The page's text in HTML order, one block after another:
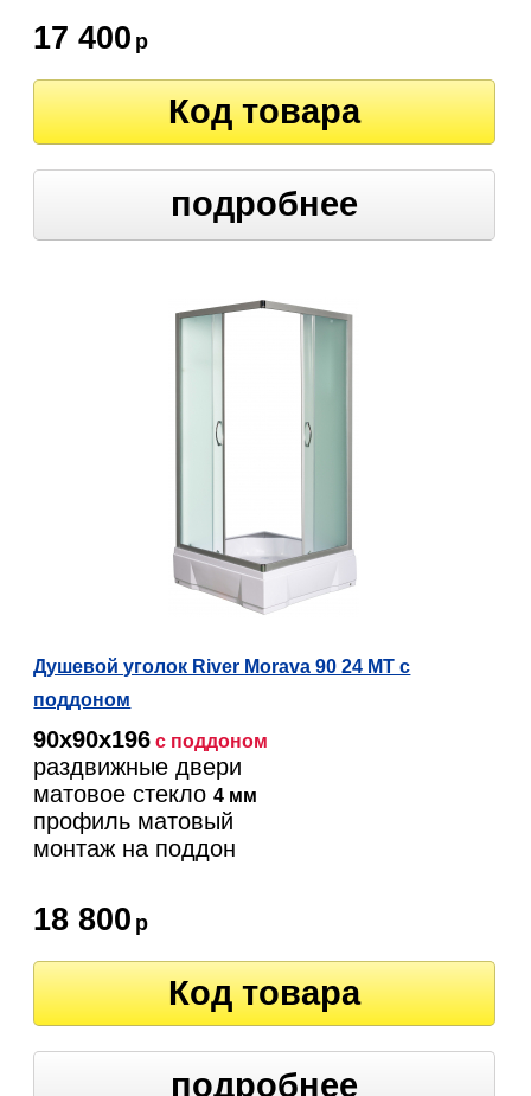
17 400 р
Код товара
подробнее
Душевой уголок River Morava 90 24 МТ с
поддоном
90х90х196 с поддоном
раздвижные двери
матовое стекло4 мм
профиль матовый
монтаж на поддон
18 800 р
Код товара
подробнее